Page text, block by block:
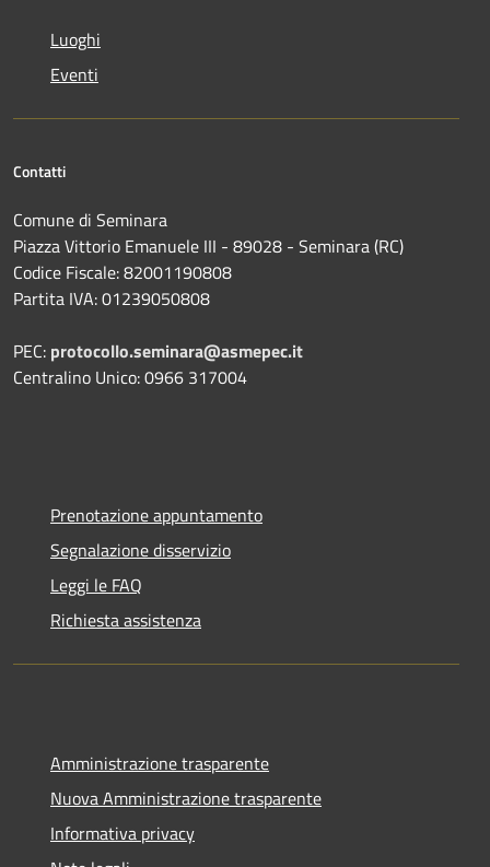
Luoghi
Eventi
Contatti
Comune di Seminara
Piazza Vittorio Emanuele III - 89028 - Seminara (RC)
Codice Fiscale: 82001190808
Partita IVA: 01239050808
PEC: protocollo.seminara@asmepec.it
Centralino Unico: 0966 317004
Prenotazione appuntamento
Segnalazione disservizio
Leggi le FAQ
Richiesta assistenza
Amministrazione trasparente
Nuova Amministrazione trasparente
Informativa privacy